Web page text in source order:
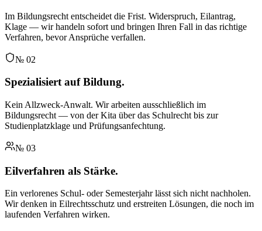
Im Bildungsrecht entscheidet die Frist. Widerspruch, Eilantrag,
Klage — wir handeln sofort und bringen Ihren Fall in das richtige
Verfahren, bevor Ansprüche verfallen.
№ 02
Spezialisiert auf Bildung.
Kein Allzweck-Anwalt. Wir arbeiten ausschließlich im
Bildungsrecht — von der Kita über das Schulrecht bis zur
Studienplatzklage und Prüfungsanfechtung.
№ 03
Eilverfahren als Stärke.
Ein verlorenes Schul- oder Semesterjahr lässt sich nicht nachholen.
Wir denken in Eilrechtsschutz und erstreiten Lösungen, die noch im
laufenden Verfahren wirken.